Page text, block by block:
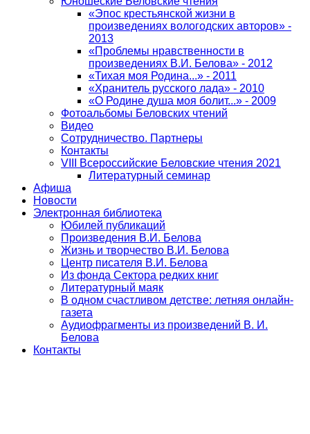
«Эпос крестьянской жизни в
произведениях вологодских авторов» -
2013
«Проблемы нравственности в
произведениях В.И. Белова» - 2012
«Тихая моя Родина...» - 2011
«Хранитель русского лада» - 2010
«О Родине душа моя болит...» - 2009
Фотоальбомы Беловских чтений
Видео
Сотрудничество. Партнеры
Контакты
VIII Всероссийские Беловские чтения 2021
Литературный семинар
Афиша
Новости
Электронная библиотека
Юбилей публикаций
Произведения В.И. Белова
Жизнь и творчество В.И. Белова
Центр писателя В.И. Белова
Из фонда Сектора редких книг
Литературный маяк
В одном счастливом детстве: летняя онлайн-
газета
Аудиофрагменты из произведений В. И.
Белова
Контакты